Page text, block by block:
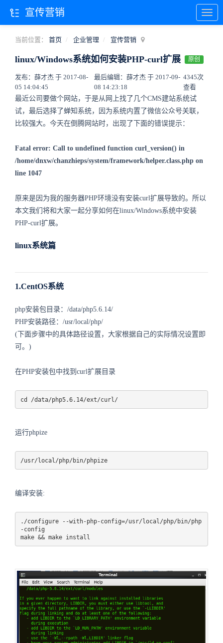
当前位置： 首页 企业管理 宣传营销
linux/Windows系统如何安装PHP-curl扩展 原创
发布：薛才杰 于 2017-08-
05 14:04:45
最后编辑：薛才杰 于 2017-09-
08 14:23:18
4345次
查看
最近公司要做个网站，于是从网上找了几个CMS建站系统试
试，最后选择了蝉知系统，因为系统内置了微信公众号关联，
比较强大。今天在倒腾网站时，出现了下面的错误提示：
Fatal error: Call to undefined function curl_version() in
/home/dnxw/chanzhieps/system/framework/helper.class.php on
line 1047
原来是因为我的服务器PHP环境没有安装curl扩展导致的。所以
本文我们将和大家一起分享如何在linux/Windows系统中安装
PHP-curl扩展。
linux系统篇
1.CentOS系统
php安装包目录：/data/php5.6.14/
PHP安装路径：/usr/local/php/
(下面步骤中的具体路径设置，大家根据自己的实际情况设置即
可。)
在PHP安装包中找到curl扩展目录
cd /data/php5.6.14/ext/curl/
运行phpize
/usr/local/php/bin/phpize
编译安装:
./configure --with-php-config=/usr/local/php/bin/php
-config
make && make install
宣传营销